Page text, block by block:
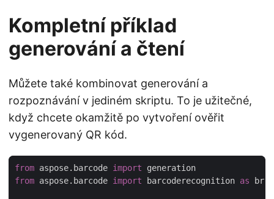
Kompletní příklad
generování a čtení
Můžete také kombinovat generování a
rozpoznávání v jediném skriptu. To je užitečné,
když chcete okamžitě po vytvoření ověřit
vygenerovaný QR kód.
from aspose.barcode import
from aspose.barcode import barcoderecognition as